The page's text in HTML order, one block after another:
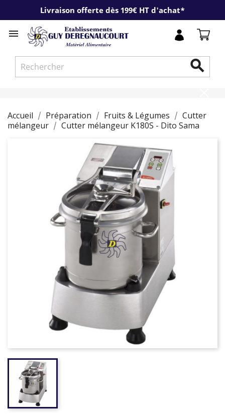
Livraison offerte dès 199€ HT d'achat*


Accueil Préparation Fruits & Légumes
Cutter
mélangeur
Cutter mélangeur K180S - Dito Sama